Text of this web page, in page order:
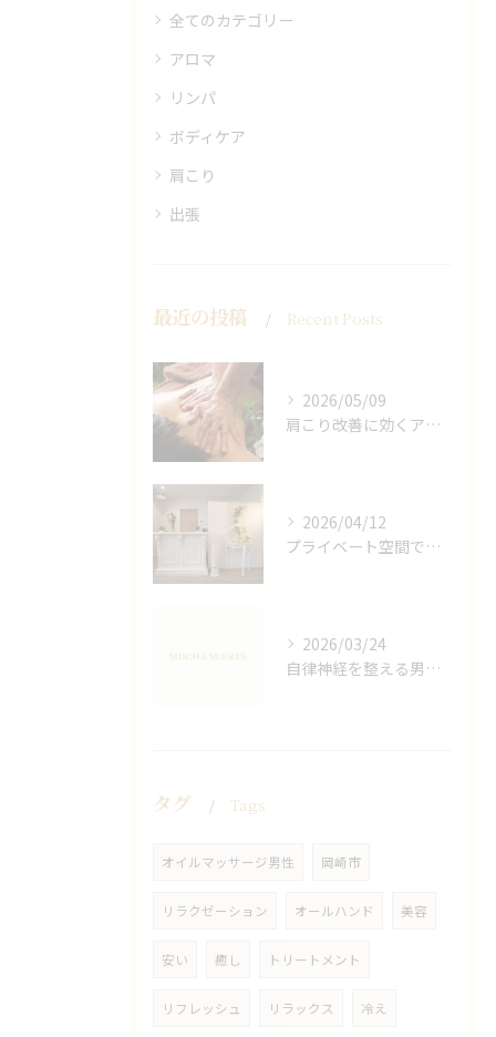
全てのカテゴリー
アロマ
リンパ
ボディケア
肩こり
出張
最近の投稿 Recent Posts
2026/05/09
肩こり改善に効くアロマリンパの手技と効果
2026/04/12
プライベート空間で極上アロマリンパケアの効果
2026/03/24
自律神経を整える男性オイルマッサージ
タグ Tags
オイルマッサージ男性 岡崎市
リラクゼーション オールハンド 美容
安い 癒し トリートメント
リフレッシュ リラックス 冷え